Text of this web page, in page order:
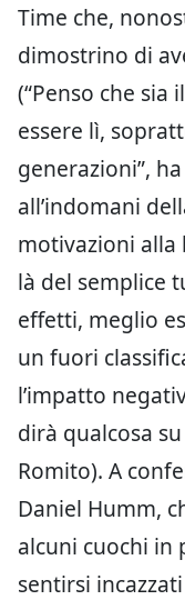
Time che,
dimostrino di
(“Penso che
essere lì,
generazioni”,
all’indomani
motivazioni alla
là del semplice
effetti, meglio
un fuori
l’impatto
dirà qualcosa
Romito). A
Daniel Humm,
alcuni cuochi in
sentirsi